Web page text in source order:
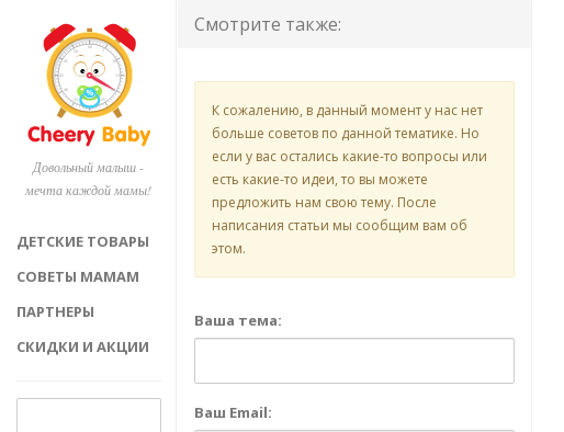
Довольный малыш -
мечта каждой мамы!
ДЕТСКИЕ ТОВАРЫ
СОВЕТЫ МАМАМ
ПАРТНЕРЫ
СКИДКИ И АКЦИИ
Смотрите также:
К сожалению, в данный момент у нас нет
больше советов по данной тематике. Но
если у вас остались какие-то вопросы или
есть какие-то идеи, то вы можете
предложить нам свою тему. После
написания статьи мы сообщим вам об
этом.
Ваша тема:
Ваш Email: